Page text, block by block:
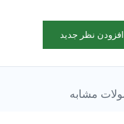
افزودن نظر جدید
مشابه